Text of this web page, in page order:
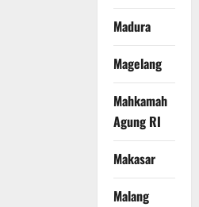
Madura
Magelang
Mahkamah
Agung RI
Makasar
Malang